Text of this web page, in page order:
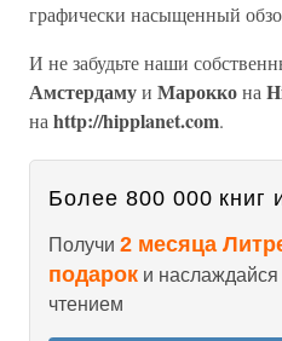
графически насыщенный
И не забудьте наши
Амстердамуи Мароккона
на http://hipplanet.com.
Более 800 000 книг
Получи 2 месяца
подарок и
чтением